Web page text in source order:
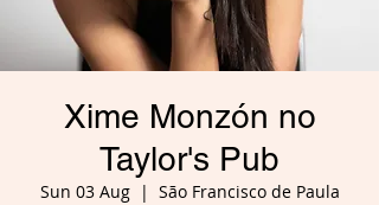
Xime Monzón no
Taylor's Pub
Sun 03 Aug
  |
São Francisco de Paula